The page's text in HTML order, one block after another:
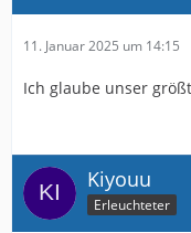
11. Januar 2025 um 14:15
Ich glaube unser
Kiyouu
Erleuchteter